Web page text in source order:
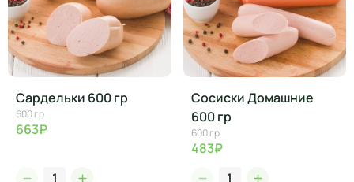
Сардельки 600 гр
600 гр
663₽
Сосиски Домашние
600 гр
600 гр
483₽